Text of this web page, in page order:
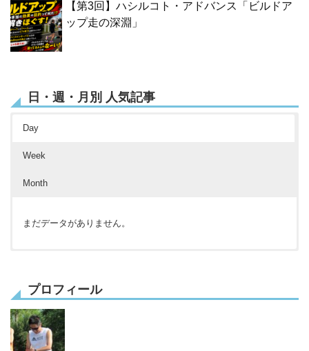
【第3回】ハシルコト・アドバンス「ビルドア
ップ走の深淵」
日・週・月別 人気記事
Day
Week
Month
まだデータがありません。
プロフィール